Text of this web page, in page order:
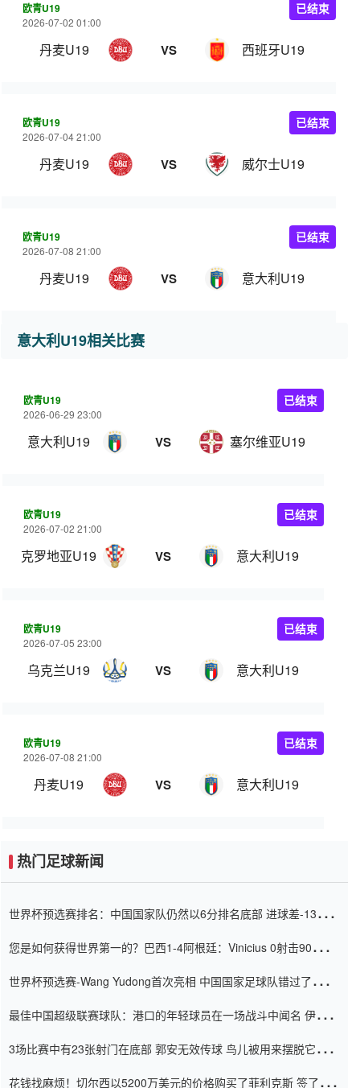
欧青U19
2026-07-02 01:00
丹麦U19 VS 西班牙U19
已结束
欧青U19
2026-07-04 21:00
丹麦U19 VS 威尔士U19
已结束
欧青U19
2026-07-08 21:00
丹麦U19 VS 意大利U19
已结束
意大利U19相关比赛
欧青U19
2026-06-29 23:00
意大利U19 VS 塞尔维亚U19
已结束
欧青U19
2026-07-02 21:00
克罗地亚U19 VS 意大利U19
已结束
欧青U19
2026-07-05 23:00
乌克兰U19 VS 意大利U19
已结束
欧青U19
2026-07-08 21:00
丹麦U19 VS 意大利U19
已结束
热门足球新闻
世界杯预选赛排名：中国国家队仍然以6分排名底部 进球差-13令人
您是如何获得世界第一的？巴西1-4阿根廷：Vinicius 0射击90分钟
世界杯预选赛-Wang Yudong首次亮相 中国国家足球队错过了世界
最佳中国超级联赛球队：港口的年轻球员在一场战斗中闻名 伊万放
3场比赛中有23张射门在底部 郭安无效传球 鸟儿被用来摆脱它
花钱找麻烦！切尔西以5200万美元的价格购买了菲利克斯 签了7年